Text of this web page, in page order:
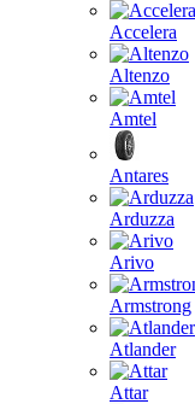
Accelera
Altenzo
Amtel
Antares
Arduzza
Arivo
Armstrong
Atlander
Attar